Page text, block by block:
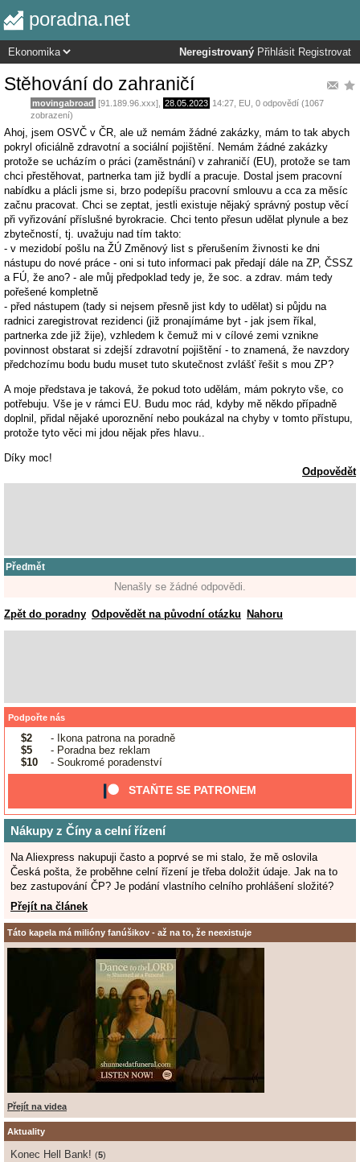
poradna.net
Neregistrovaný Přihlásit Registrovat
Stěhování do zahraničí
movingabroad [91.189.96.xxx], 28.05.2023 14:27 EU , 0 odpovědí (1067
zobrazení)
Ahoj, jsem OSVČ v ČR, ale už nemám žádné zakázky, mám to tak abych
pokryl oficiálně zdravotní a sociální pojištění. Nemám žádné zakázky
protože se ucházím o práci (zaměstnání) v zahraničí (EU), protože se tam
chci přestěhovat, partnerka tam již bydlí a pracuje. Dostal jsem pracovní
nabídku a plácli jsme si, brzo podepíšu pracovní smlouvu a cca za měsíc
začnu pracovat. Chci se zeptat, jestli existuje nějaký správný postup věcí
při vyřizování příslušné byrokracie. Chci tento přesun udělat plynule a bez
zbytečností, tj. uvažuju nad tím takto:
- v mezidobí pošlu na ŽÚ Změnový list s přerušením živnosti ke dni
nástupu do nové práce - oni si tuto informaci pak předají dále na ZP, ČSSZ
a FÚ, že ano? - ale můj předpoklad tedy je, že soc. a zdrav. mám tedy
pořešené kompletně
- před nástupem (tady si nejsem přesně jist kdy to udělat) si půjdu na
radnici zaregistrovat rezidenci (již pronajímáme byt - jak jsem říkal,
partnerka zde již žije), vzhledem k čemuž mi v cílové zemi vznikne
povinnost obstarat si zdejší zdravotní pojištění - to znamená, že navzdory
předchozímu bodu budu muset tuto skutečnost zvlášť řešit s mou ZP?
A moje představa je taková, že pokud toto udělám, mám pokryto vše, co
potřebuju. Vše je v rámci EU. Budu moc rád, kdyby mě někdo případně
doplnil, přidal nějaké uporoznění nebo poukázal na chyby v tomto přístupu,
protože tyto věci mi jdou nějak přes hlavu..
Díky moc!
Odpovědět
Předmět
Nenašly se žádné odpovědi.
Zpět do poradny Odpovědět na původní otázku Nahoru
Podpořte nás
$2
- Ikona patrona na poradně
$5
- Poradna bez reklam
$10
- Soukromé poradenství
STAŇTE SE PATRONEM
Nákupy z Číny a celní řízení
Na Aliexpress nakupuji často a poprvé se mi stalo, že mě oslovila
Česká pošta, že proběhne celní řízení je třeba doložit údaje. Jak na to
bez zastupování ČP? Je podání vlastního celního prohlášení složité?
Přejít na článek
Táto kapela má milióny fanúšikov - až na to, že neexistuje
Přejít na videa
Aktuality
Konec Hell Bank! (5)